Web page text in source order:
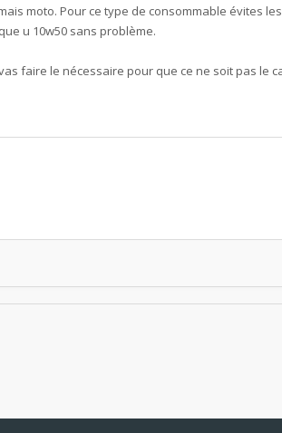
moto. Pour ce type de consommable évites
u 10w50 sans problème.
faire le nécessaire pour que ce ne soit pas le